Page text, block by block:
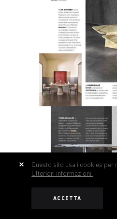
Questo sito usa i cookies per
Ulteriori informazioni.
ACCETTA